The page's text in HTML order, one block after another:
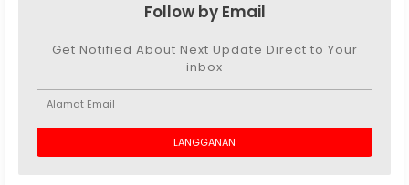
Follow by Email
Get Notified About Next Update Direct to Your
inbox